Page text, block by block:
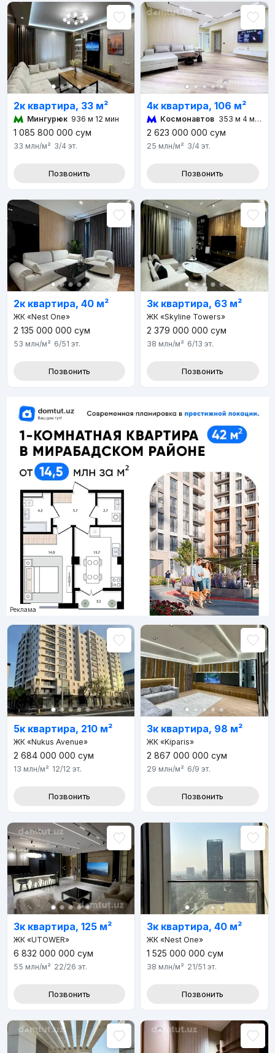
2к квартира, 33 м²
Мингурюк 936 м 12 мин
1 085 800 000 сум
33 млн/м² 3/4 эт.
Позвонить
4к квартира, 106 м²
Космонавтов 353 м 4 мин
2 623 000 000 сум
25 млн/м² 3/4 эт.
Позвонить
2к квартира, 40 м²
ЖК «Nest One»
2 135 000 000 сум
53 млн/м² 6/51 эт.
Позвонить
3к квартира, 63 м²
ЖК «Skyline Towers»
2 379 000 000 сум
38 млн/м² 6/13 эт.
Позвонить
Реклама
5к квартира, 210 м²
ЖК «Nukus Avenue»
2 684 000 000 сум
13 млн/м² 12/12 эт.
Позвонить
3к квартира, 98 м²
ЖК «Kiparis»
2 867 000 000 сум
29 млн/м² 6/9 эт.
Позвонить
3к квартира, 125 м²
ЖК «UTOWER»
6 832 000 000 сум
55 млн/м² 22/26 эт.
Позвонить
3к квартира, 40 м²
ЖК «Nest One»
1 525 000 000 сум
38 млн/м² 21/51 эт.
Позвонить